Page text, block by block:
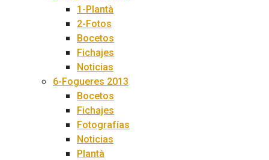
1-Plantà
2-Fotos
Bocetos
Fichajes
Noticias
6-Fogueres 2013
Bocetos
Fichajes
Fotografías
Noticias
Plantà